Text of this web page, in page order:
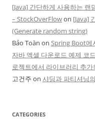
[Java] 간단하게 사용하는
– StockOverFlowon [Java]
(Generate random string)
Bảo Toàn on Spring Boot에
자바 엑셀 다운로드 예제 코
로젝트에서 라이브러리 추가
고건주 on 샤딩과 파티셔닝
CATEGORIES